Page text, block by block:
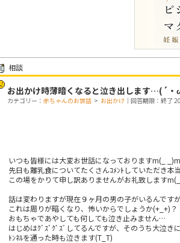
相談
お出かけ時薄暗くなると泣き出します…(´
カテゴリー： 赤ちゃんのお世話 > お出かけ ｜回答期限：終了
いつも皆様には大変お世話になっておりますm(_ _)m
先日も離乳食についてたくさんｺﾒﾝﾄしていただき
この場をかりて申し訳ありませんがお礼致します
話は変わりますが現在９ヶ月の男の子がいるんで
これは周りが暗くなり、怖いからでしょうか(+_+)？
おもちゃであやしても何しても泣き止みません…
はじめはｸﾞｽﾞｸﾞｽﾞしてるんですが、そのうち大泣き
ﾄﾝﾈﾙを通った時も泣きます(T_T)